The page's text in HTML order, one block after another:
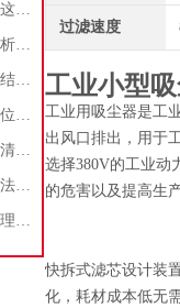
想要维护好粉尘处理吸尘器，这几个措施真的很重要！
石墨粉尘除尘器的安全隐患分析及应对措施
工业脉冲集尘机的工作原理及结构特点说明
打磨抛光粉尘吸尘器维护不到位，那是你没有注意这些而已！
打磨抛光粉尘吸尘器进行定期清理的重要性
脉冲工业集尘器的故障排除方法和注意事项
关于滤筒式集尘设备的工作原理及特点说明
过滤速度
工业小型
工业用吸尘器是工
出风口排出，用于
选择380V的工业动
的危害以及提高生
快拆式滤芯设计装
化，耗材成本低无